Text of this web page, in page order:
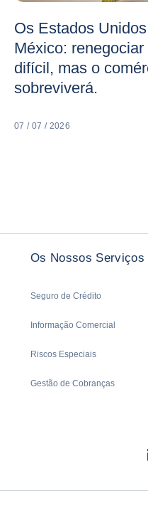
Os Estados
México:
difícil, mas o
sobreviverá.
07 / 07 / 2026
Os Nossos Serviços
Seguro de Crédito
Informação Comercial
Riscos Especiais
Gestão de Cobranças